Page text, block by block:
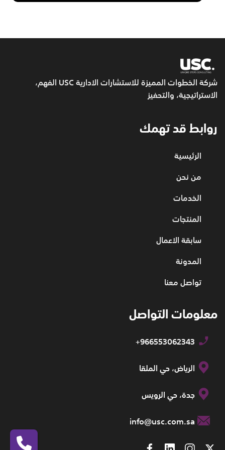
شركة الخطوات المميزة للاستشارات الادارية USC
الفهم،
الاستراتيجية، والتحفيز
روابط قد تهمك
الرئيسية
من نحن
الخدمات
المنتجات
سابقة الاعمال
المدونة
تواصل معنا
معلومات التواصل
+966553062343
الرياض، حي الملقا
جدة، حي الرويس
info@usc.com.sa